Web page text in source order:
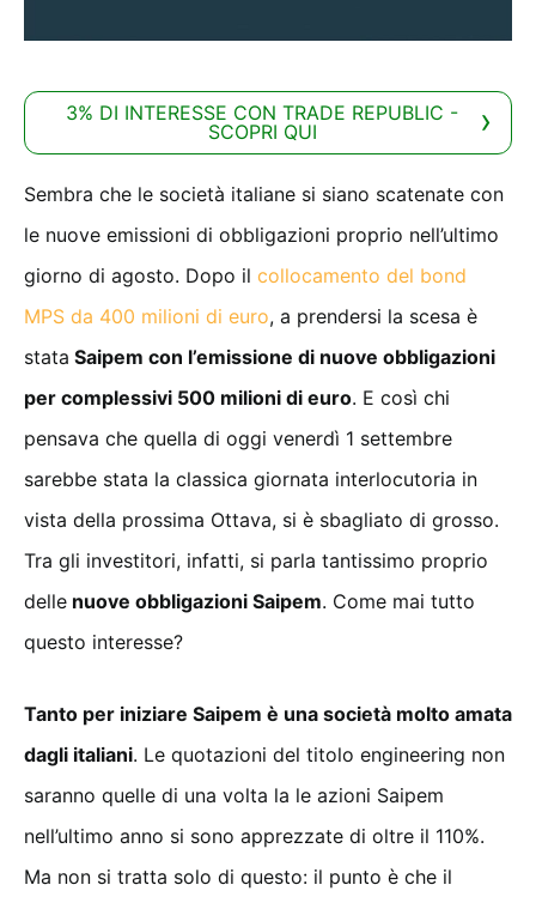
3% DI INTERESSE CON TRADE REPUBLIC -
SCOPRI QUI
Sembra che le società italiane si siano scatenate con
le nuove emissioni di obbligazioni proprio nell’ultimo
giorno di agosto. Dopo il collocamento del bond
MPS da 400 milioni di euro, a prendersi la scesa è
stata Saipem con l’emissione di nuove obbligazioni
per complessivi 500 milioni di euro. E così chi
pensava che quella di oggi venerdì 1 settembre
sarebbe stata la classica giornata interlocutoria in
vista della prossima Ottava, si è sbagliato di grosso.
Tra gli investitori, infatti, si parla tantissimo proprio
delle nuove obbligazioni Saipem. Come mai tutto
questo interesse?
Tanto per iniziare Saipem è una società molto amata
dagli italiani. Le quotazioni del titolo engineering non
saranno quelle di una volta la le azioni Saipem
nell’ultimo anno si sono apprezzate di oltre il 110%.
Ma non si tratta solo di questo: il punto è che il